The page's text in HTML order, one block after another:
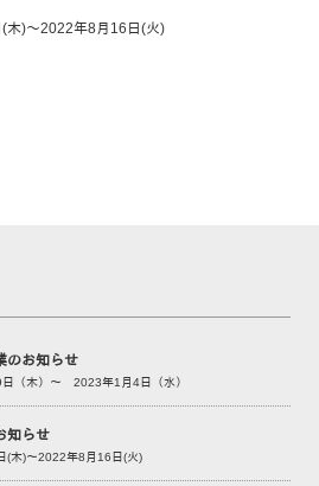
(木)～2022年8月16日(火)
のお知らせ
（木）～ 2023年1月4日（水）
知らせ
(木)～2022年8月16日(火)